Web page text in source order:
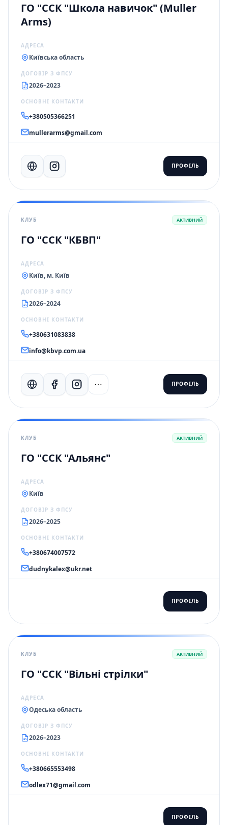
ГО "ССК "Школа навичок" (Muller
Arms)
АДРЕСА
Київська область
ДОГОВІР З ФПСУ
2026–2023
ОСНОВНІ КОНТАКТИ
+380505366251
mullerarms@gmail.com
ПРОФІЛЬ
КЛУБ АКТИВНИЙ
ГО "ССК "КБВП"
АДРЕСА
Київ, м. Київ
ДОГОВІР З ФПСУ
2026–2024
ОСНОВНІ КОНТАКТИ
+380631083838
info@kbvp.com.ua
⋯ ПРОФІЛЬ
КЛУБ АКТИВНИЙ
ГО "ССК "Альянс"
АДРЕСА
Київ
ДОГОВІР З ФПСУ
2026–2025
ОСНОВНІ КОНТАКТИ
+380674007572
dudnykalex@ukr.net
ПРОФІЛЬ
КЛУБ АКТИВНИЙ
ГО "ССК "Вільні стрілки"
АДРЕСА
Одеська область
ДОГОВІР З ФПСУ
2026–2023
ОСНОВНІ КОНТАКТИ
+380665553498
odlex71@gmail.com
ПРОФІЛЬ